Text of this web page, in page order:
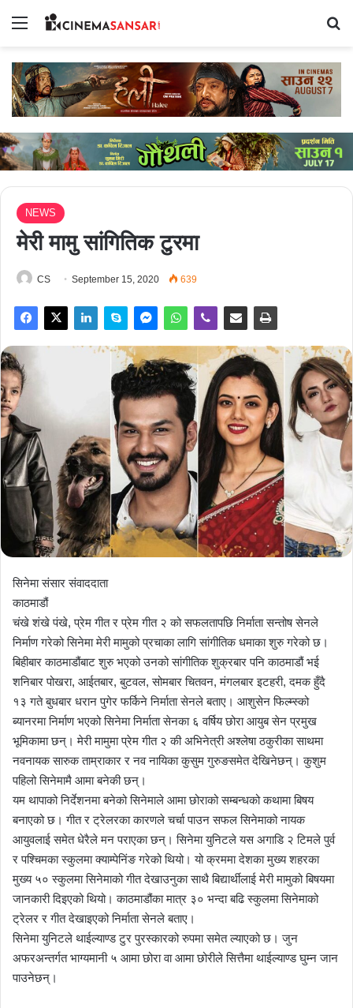
Menu
NEWS
मेरी मामु सांगितिक टुरमा
CS September 15, 2020 639
सिनेमा संसार संवाददाता
काठमाडौं
चंखे शंखे पंखे, प्रेम गीत र प्रेम गीत २ को सफलतापछि निर्माता सन्तोष सेनले
निर्माण गरेको सिनेमा मेरी मामुको प्रचाका लागि सांगीतिक धमाका शुरु गरेको छ।
बिहीबार काठमाडौंबाट शुरु भएको उनको सांगीतिक शुक्रबार पनि काठमाडौं भई
शनिबार पोखरा, आईतबार, बुटवल, सोमबार चितवन, मंगलबार इटहरी, दमक हुँदै
१३ गते बुधबार धरान पुगेर फर्किने निर्माता सेनले बताए। आशुसेन फिल्म्स्को
ब्यानरमा निर्माण भएको सिनेमा निर्माता सेनका ६ वर्षिय छोरा आयुब सेन प्रमुख
भूमिकामा छन्। मेरी मामुमा प्रेम गीत २ की अभिनेत्री अश्लेषा ठकुरीका साथमा
नवनायक सारुक ताम्राकार र नव नायिका कुसुम गुरुङसमेत देखिनेछन्। कुशुम
पहिलो सिनेमामै आमा बनेकी छन्।
यम थापाको निर्देशनमा बनेको सिनेमाले आमा छोराको सम्बन्धको कथामा बिषय
बनाएको छ। गीत र ट्रेलरका कारणले चर्चा पाउन सफल सिनेमाको नायक
आयुवलाई समेत धेरैले मन पराएका छन्। सिनेमा युनिटले यस अगाडि २ टिमले पुर्व
र पश्चिमका स्कुलमा क्याम्पेनिंङ गरेको थियो। यो क्रममा देशका मुख्य शहरका
मुख्य ५० स्कुलमा सिनेमाको गीत देखाउनुका साथै बिद्यार्थीलाई मेरी मामुको बिषयमा
जानकारी दिइएको थियो। काठमाडौंका मात्र ३० भन्दा बढि स्कुलमा सिनेमाको
ट्रेलर र गीत देखाइएको निर्माता सेनले बताए।
सिनेमा युनिटले थाईल्याण्ड टुर पुरस्कारको रुपमा समेत ल्याएको छ। जुन
अफरअन्तर्गत भाग्यमानी ५ आमा छोरा वा आमा छोरीले सित्तैमा थाईल्याण्ड घुम्न जान
पाउनेछन्।